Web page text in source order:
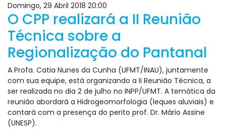
Domingo, 29 Abril 2018 20:00
O CPP realizará a II Reunião
Técnica sobre a
Regionalização do Pantanal
A Profa. Catia Nunes da Cunha (UFMT/INAU), juntamente
com sua equipe, está organizando a II Reunião Técnica, a
ser realizada no dia 2 de julho no INPP/UFMT. A temática da
reunião abordará a Hidrogeomorfologia (leques aluviais) e
contará com a presença do perito prof. Dr. Mário Assine
(UNESP).